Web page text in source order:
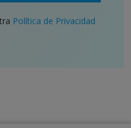
Política de Privacidad